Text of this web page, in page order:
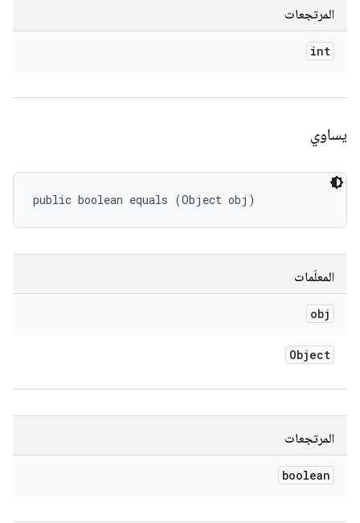
المرتجعات
int
يساوي
public boolean equals (Object obj)
المعلَمات
obj
Object
المرتجعات
boolean